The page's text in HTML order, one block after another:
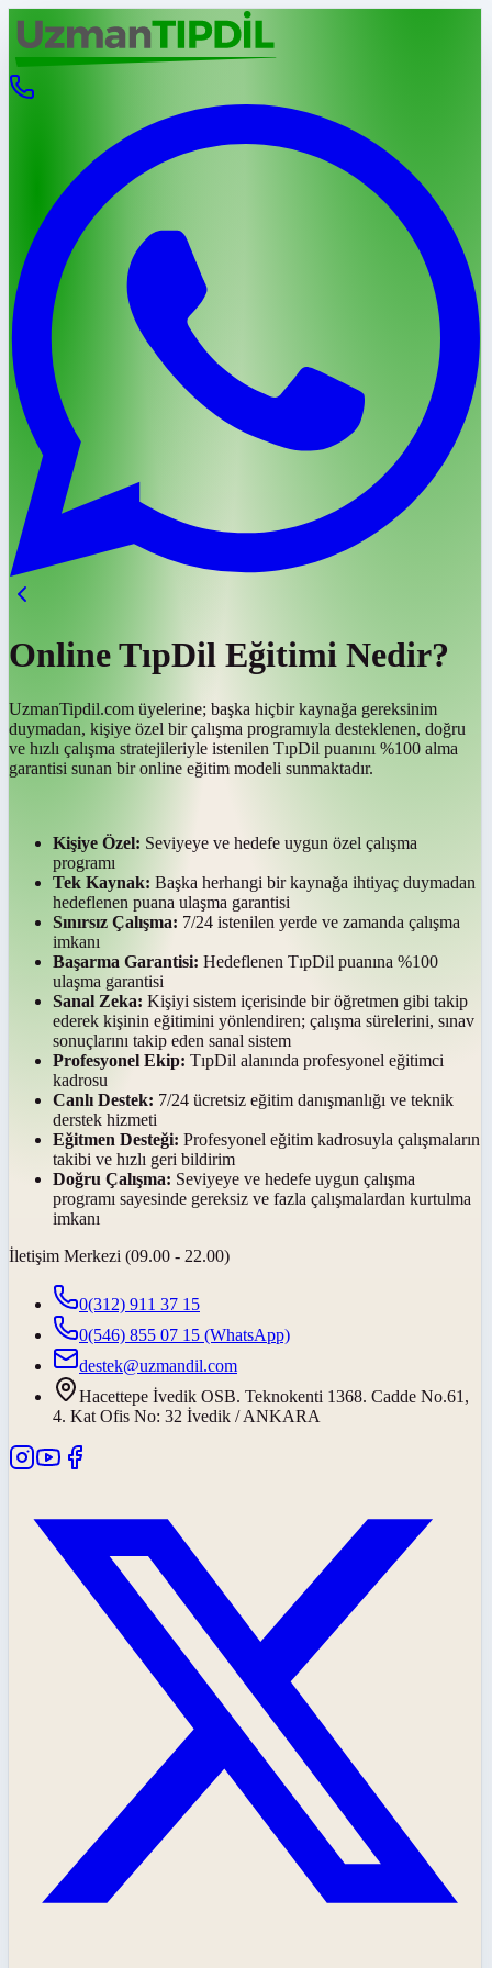
Online TıpDil Eğitimi Nedir?
UzmanTipdil.com üyelerine; başka hiçbir kaynağa gereksinim
duymadan, kişiye özel bir çalışma programıyla desteklenen, doğru
ve hızlı çalışma stratejileriyle istenilen TıpDil puanını %100 alma
garantisi sunan bir online eğitim modeli sunmaktadır.
Kişiye Özel: Seviyeye ve hedefe uygun özel çalışma
programı
Tek Kaynak: Başka herhangi bir kaynağa ihtiyaç duymadan
hedeflenen puana ulaşma garantisi
Sınırsız Çalışma: 7/24 istenilen yerde ve zamanda çalışma
imkanı
Başarma Garantisi: Hedeflenen TıpDil puanına %100
ulaşma garantisi
Sanal Zeka: Kişiyi sistem içerisinde bir öğretmen gibi takip
ederek kişinin eğitimini yönlendiren; çalışma sürelerini, sınav
sonuçlarını takip eden sanal sistem
Profesyonel Ekip: TıpDil alanında profesyonel eğitimci
kadrosu
Canlı Destek: 7/24 ücretsiz eğitim danışmanlığı ve teknik
derstek hizmeti
Eğitmen Desteği: Profesyonel eğitim kadrosuyla çalışmaların
takibi ve hızlı geri bildirim
Doğru Çalışma: Seviyeye ve hedefe uygun çalışma
programı sayesinde gereksiz ve fazla çalışmalardan kurtulma
imkanı
İletişim Merkezi (09.00 - 22.00)
0(312) 911 37 15
0(546) 855 07 15 (WhatsApp)
destek@uzmandil.com
Hacettepe İvedik OSB. Teknokenti 1368. Cadde No.61,
4. Kat Ofis No: 32 İvedik / ANKARA